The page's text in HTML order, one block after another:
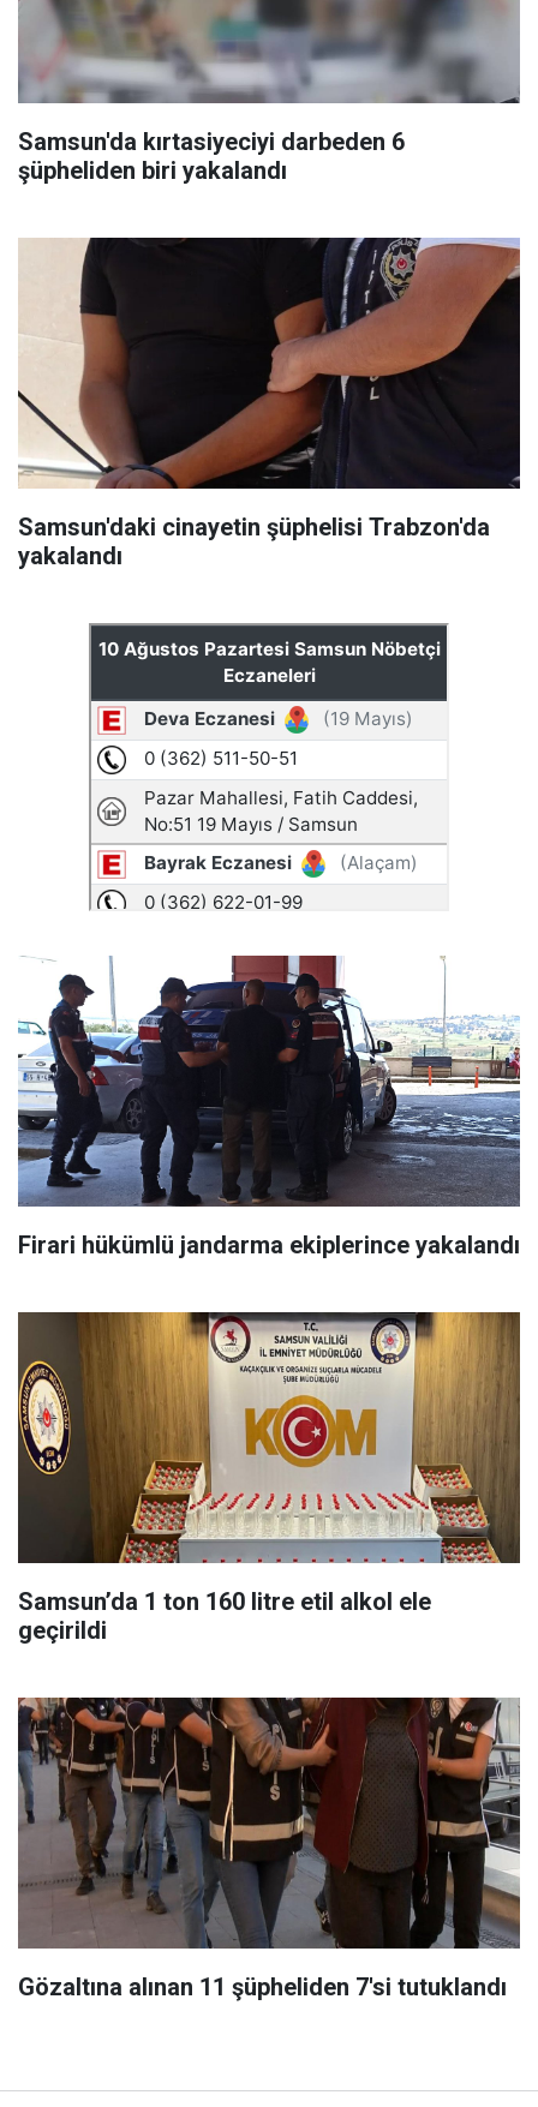
Samsun'da kırtasiyeciyi darbeden 6
şüpheliden biri yakalandı
Samsun'daki cinayetin şüphelisi Trabzon'da
yakalandı
Firari hükümlü jandarma ekiplerince yakalandı
Samsun’da 1 ton 160 litre etil alkol ele
geçirildi
Gözaltına alınan 11 şüpheliden 7'si tutuklandı